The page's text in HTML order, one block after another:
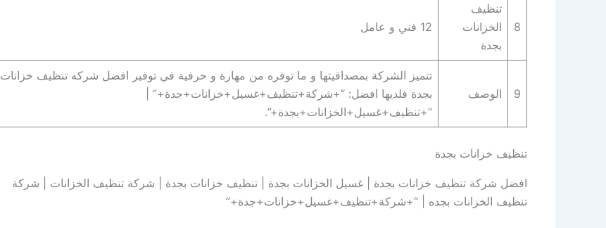
8
تنظيف
الخزانات
بجدة
12 فني و عامل
9 الوصف
تتميز الشركة بمصداقيتها و ما توفره من مهارة و حرفية في توفير افضل شركه تنظيف خزانات
بجدة فلديها افضل: “+شركة+تنظيف+غسيل+خزانات+جدة+” |
“+تنظيف+غسيل+الخزانات+بجدة+”.
تنظيف خزانات بجدة
افضل شركة تنظيف خزانات بجدة | غسيل الخزانات بجدة | تنظيف خزانات بجدة | شركة تنظيف الخزانات | شركة
تنظيف الخزانات بجده | “+شركة+تنظيف+غسيل+خزانات+جدة+”